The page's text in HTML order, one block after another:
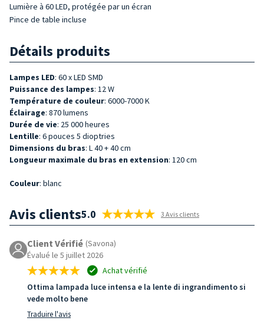
Lumière à 60 LED, protégée par un écran
Pince de table incluse
Détails produits
Lampes LED: 60 x LED SMD
Puissance des lampes: 12 W
Température de couleur: 6000-7000 K
Éclairage: 870 lumens
Durée de vie: 25 000 heures
Lentille: 6 pouces 5 dioptries
Dimensions du bras: L 40 + 40 cm
Longueur maximale du bras en extension: 120 cm
Couleur: blanc
Avis clients5.0 3 Avis clients
Client Vérifié (Savona)
Évalué le 5 juillet 2026
Achat vérifié
Ottima lampada luce intensa e la lente di ingrandimento si
vede molto bene
Traduire l'avis